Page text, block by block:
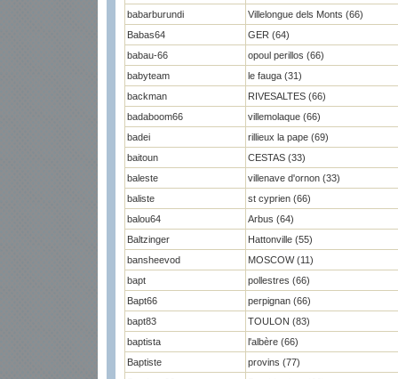
babarburundi
Villelongue dels Monts (66)
Babas64
GER (64)
babau-66
opoul perillos (66)
babyteam
le fauga (31)
backman
RIVESALTES (66)
badaboom66
villemolaque (66)
badei
rillieux la pape (69)
baitoun
CESTAS (33)
baleste
villenave d'ornon (33)
baliste
st cyprien (66)
balou64
Arbus (64)
Baltzinger
Hattonville (55)
bansheevod
MOSCOW (11)
bapt
pollestres (66)
Bapt66
perpignan (66)
bapt83
TOULON (83)
baptista
l'albère (66)
Baptiste
provins (77)